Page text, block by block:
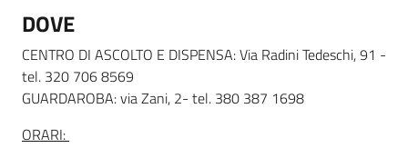
DOVE
CENTRO DI ASCOLTO E DISPENSA: Via Radini Tedeschi, 91 -
tel. 320 706 8569
GUARDAROBA: via Zani, 2- tel. 380 387 1698
ORARI: